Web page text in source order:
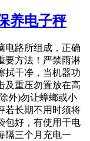
养电子秤
电路所组成，正确
要方法！严禁雨淋
拭干净，当机器功
及重压勿置放在高
外)勿让蟑螂或小
若长期不用时须将
包好，有使用干电
隔三个月充电一